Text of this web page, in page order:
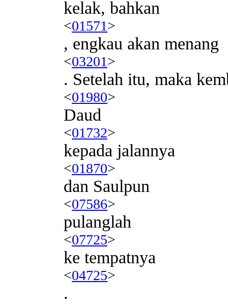
kelak, bahkan
<01571>
, engkau akan menang
<03201>
. Setelah itu, maka
<01980>
Daud
<01732>
kepada jalannya
<01870>
dan Saulpun
<07586>
pulanglah
<07725>
ke tempatnya
<04725>
.